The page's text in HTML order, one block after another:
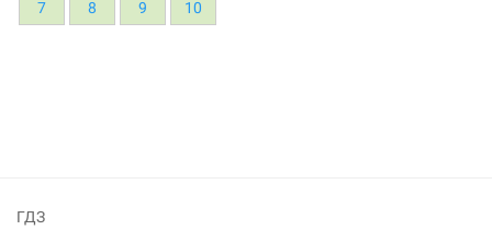
7 8 9 10
ГДЗ